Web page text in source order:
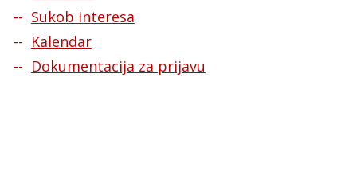
Sukob interesa
Kalendar
Dokumentacija za prijavu